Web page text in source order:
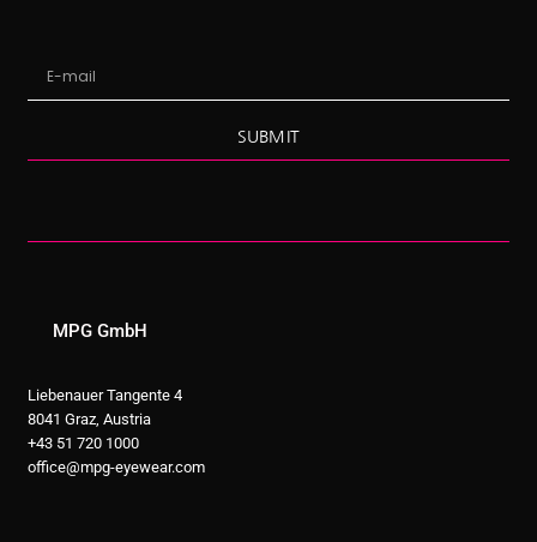
MPG GmbH
Liebenauer Tangente 4
8041 Graz, Austria
+43 51 720 1000
office@mpg-eyewear.com
SUBMIT